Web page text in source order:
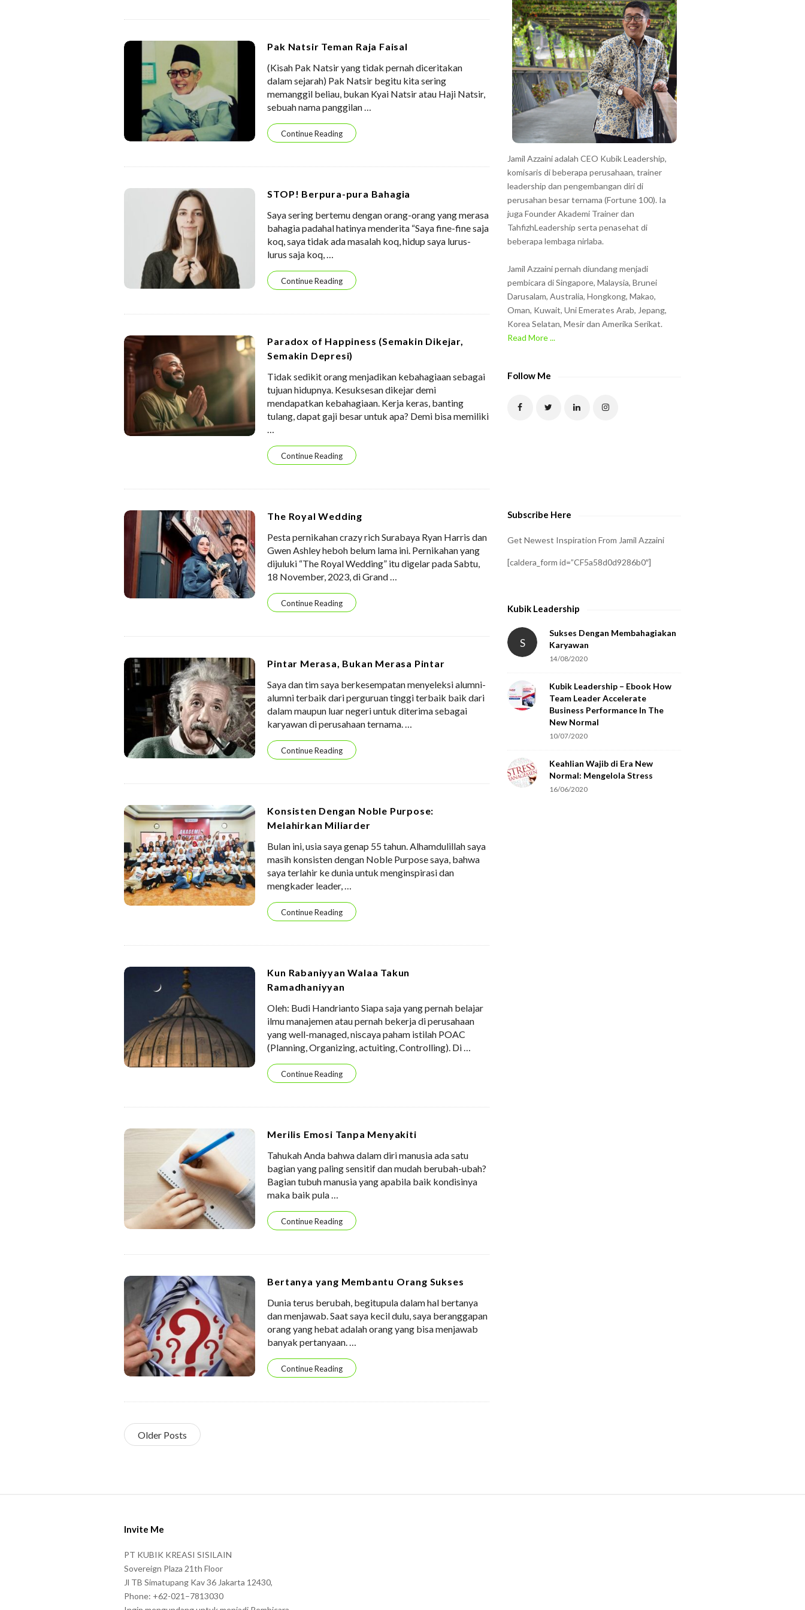
Pak Natsir Teman Raja Faisal
(Kisah Pak Natsir yang tidak pernah diceritakan
dalam sejarah) Pak Natsir begitu kita sering
memanggil beliau, bukan Kyai Natsir atau Haji Natsir,
sebuah nama panggilan…
Continue Reading
STOP! Berpura-pura Bahagia
Saya sering bertemu dengan orang-orang yang merasa
bahagia padahal hatinya menderita “Saya fine-fine saja
koq, saya tidak ada masalah koq, hidup saya lurus-
lurus saja koq,…
Continue Reading
Paradox of Happiness (Semakin Dikejar,
Semakin Depresi)
Tidak sedikit orang menjadikan kebahagiaan sebagai
tujuan hidupnya. Kesuksesan dikejar demi
mendapatkan kebahagiaan. Kerja keras, banting
tulang, dapat gaji besar untuk apa? Demi bisa memiliki
…
Continue Reading
The Royal Wedding
Pesta pernikahan crazy rich Surabaya Ryan Harris dan
Gwen Ashley heboh belum lama ini. Pernikahan yang
dijuluki “The Royal Wedding” itu digelar pada Sabtu,
18 November, 2023, di Grand…
Continue Reading
Pintar Merasa, Bukan Merasa Pintar
Saya dan tim saya berkesempatan menyeleksi alumni-
alumni terbaik dari perguruan tinggi terbaik baik dari
dalam maupun luar negeri untuk diterima sebagai
karyawan di perusahaan ternama.…
Continue Reading
Konsisten Dengan Noble Purpose:
Melahirkan Miliarder
Bulan ini, usia saya genap 55 tahun. Alhamdulillah saya
masih konsisten dengan Noble Purpose saya, bahwa
saya terlahir ke dunia untuk menginspirasi dan
mengkader leader,…
Continue Reading
Kun Rabaniyyan Walaa Takun
Ramadhaniyyan
Oleh: Budi Handrianto Siapa saja yang pernah belajar
ilmu manajemen atau pernah bekerja di perusahaan
yang well-managed, niscaya paham istilah POAC
(Planning, Organizing, actuiting, Controlling). Di…
Continue Reading
Merilis Emosi Tanpa Menyakiti
Tahukah Anda bahwa dalam diri manusia ada satu
bagian yang paling sensitif dan mudah berubah-ubah?
Bagian tubuh manusia yang apabila baik kondisinya
maka baik pula…
Continue Reading
Bertanya yang Membantu Orang Sukses
Dunia terus berubah, begitupula dalam hal bertanya
dan menjawab. Saat saya kecil dulu, saya beranggapan
orang yang hebat adalah orang yang bisa menjawab
banyak pertanyaan.…
Continue Reading
Older Posts
Jamil Azzaini adalah CEO Kubik Leadership,
komisaris di beberapa perusahaan, trainer
leadership dan pengembangan diri di
perusahan besar ternama (Fortune 100). Ia
juga Founder Akademi Trainer dan
TahfizhLeadership serta penasehat di
beberapa lembaga nirlaba.
Jamil Azzaini pernah diundang menjadi
pembicara di Singapore, Malaysia, Brunei
Darusalam, Australia, Hongkong, Makao,
Oman, Kuwait, Uni Emerates Arab, Jepang,
Korea Selatan, Mesir dan Amerika Serikat.
Read More ...
Follow Me
Subscribe Here
Get Newest Inspiration From Jamil Azzaini
[caldera_form id=”CF5a58d0d9286b0″]
Kubik Leadership
S
Sukses Dengan Membahagiakan
Karyawan
14/08/2020
Kubik Leadership – Ebook How
Team Leader Accelerate
Business Performance In The
New Normal
10/07/2020
Keahlian Wajib di Era New
Normal: Mengelola Stress
16/06/2020
Invite Me
PT KUBIK KREASI SISILAIN
Sovereign Plaza 21th Floor
Jl TB Simatupang Kav 36 Jakarta 12430,
Phone: +62-021–7813030